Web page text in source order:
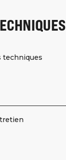
techniques